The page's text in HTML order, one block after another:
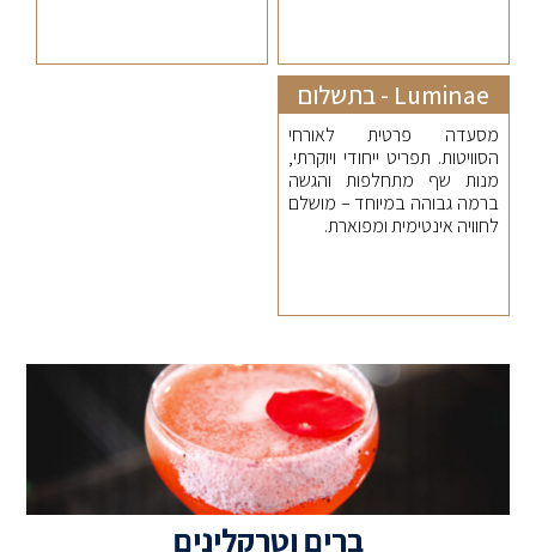
Luminae - בתשלום
מסעדה פרטית לאורחי
הסוויטות. תפריט ייחודי ויוקרתי,
מנות שף מתחלפות והגשה
ברמה גבוהה במיוחד – מושלם
לחוויה אינטימית ומפוארת.
ברים וטרקלינים